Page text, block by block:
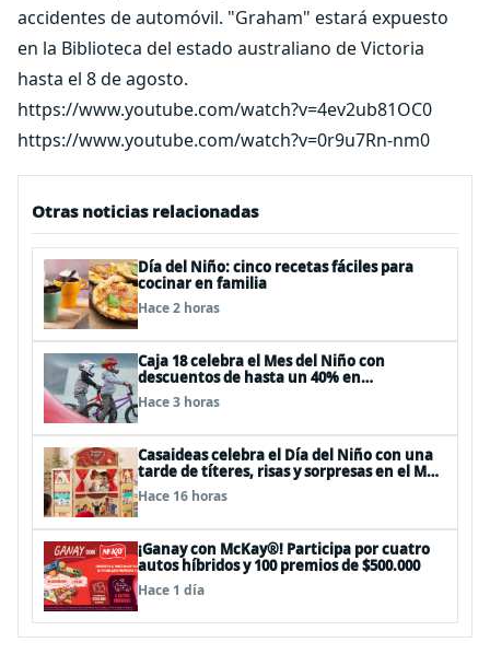
accidentes de automóvil. "Graham" estará expuesto
en la Biblioteca del estado australiano de Victoria
hasta el 8 de agosto.
https://www.youtube.com/watch?v=4ev2ub81OC0
https://www.youtube.com/watch?v=0r9u7Rn-nm0
Otras noticias relacionadas
Día del Niño: cinco recetas fáciles para
cocinar en familia
Hace 2 horas
Caja 18 celebra el Mes del Niño con
descuentos de hasta un 40% en
panoramas, cine, shows y streaming
Hace 3 horas
Casaideas celebra el Día del Niño con una
tarde de títeres, risas y sorpresas en el Mall
Plaza Vespucio
Hace 16 horas
¡Ganay con McKay®! Participa por cuatro
autos híbridos y 100 premios de $500.000
Hace 1 día